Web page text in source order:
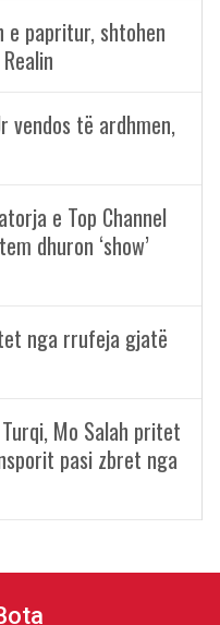
e papritur, shtohen
vendos të ardhmen,
e Top Channel
dhuron ‘show’
nga rrufeja gjatë
Mo Salah pritet
pasi zbret nga